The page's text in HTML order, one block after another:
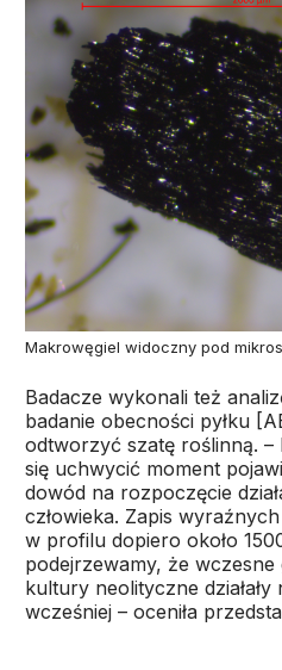
Makrowęgiel widoczny pod
Badacze wykonali też
badanie obecności pyłku
odtworzyć szatę roślinną. –
się uchwycić moment
dowód na rozpoczęcie
człowieka. Zapis
w profilu dopiero około
podejrzewamy, że
kultury neolityczne
wcześniej – oceniła